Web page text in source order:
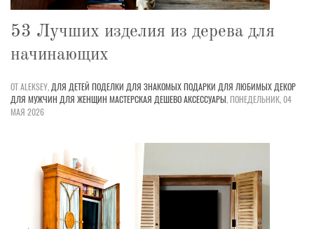
53 Лучших изделия из дерева для
начинающих
ОТ ALEKSEY,ДЛЯ ДЕТЕЙ ПОДЕЛКИ ДЛЯ ЗНАКОМЫХПОДАРКИ ДЛЯ ЛЮБИМЫХДЕКОР
ДЛЯ МУЖЧИН ДЛЯ ЖЕНЩИН МАСТЕРСКАЯ ДЕШЕВОАКСЕССУАРЫ,ПОНЕДЕЛЬНИК, 04
МАЯ 2026